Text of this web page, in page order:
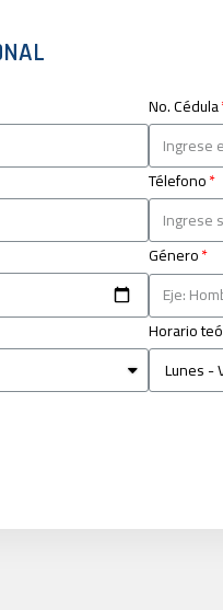
No. Cédula
Télefono
Género
Horario